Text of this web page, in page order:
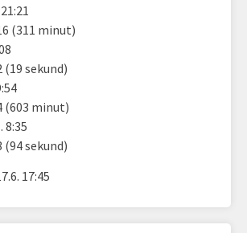
(311 minut)
(19 sekund)
(603 minut)
8:35
(94 sekund)
17:45